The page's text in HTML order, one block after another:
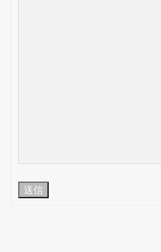
送信